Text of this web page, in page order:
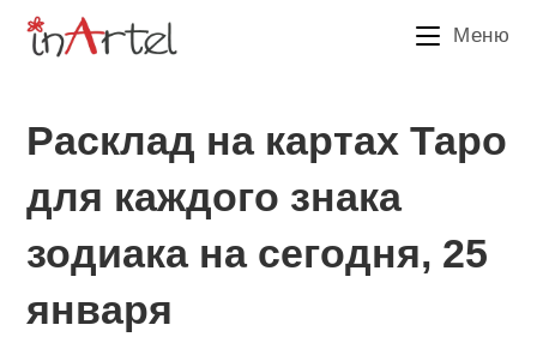
Перейти
Меню
Расклад на картах Таро
для каждого знака
зодиака на сегодня, 25
января